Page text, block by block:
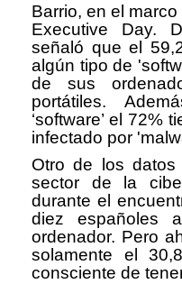
Barrio, en el
Executive Day.
señaló que el
algún tipo de
de sus
portátiles.
‘software’ el 72%
infectado por
Otro de los datos
sector de la
durante el
diez españoles
ordenador. Pero
solamente el
consciente de